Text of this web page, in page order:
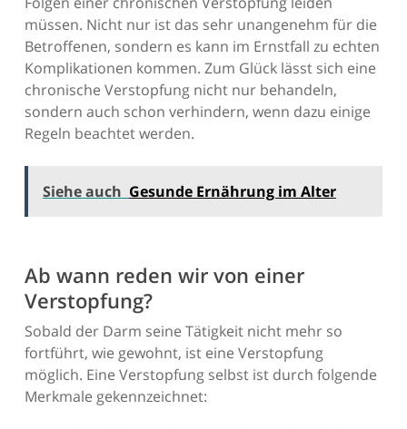
müssen. Nicht nur ist das sehr unangenehm für die
Betroffenen, sondern es kann im Ernstfall zu echten
Komplikationen kommen. Zum Glück lässt sich eine
chronische Verstopfung nicht nur behandeln,
sondern auch schon verhindern, wenn dazu einige
Regeln beachtet werden.
Siehe auch Gesunde Ernährung im Alter
Ab wann reden wir von einer
Verstopfung?
Sobald der Darm seine Tätigkeit nicht mehr so
fortführt, wie gewohnt, ist eine Verstopfung
möglich. Eine Verstopfung selbst ist durch folgende
Merkmale gekennzeichnet: